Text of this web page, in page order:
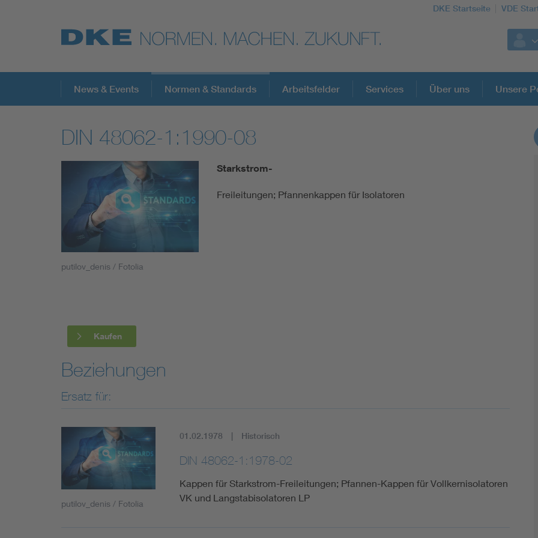
DKE Startseite VDE
Top-Themen
VDE Fokusthemen
Digital Security
Energy
Mobility
Smart Cities
DKE Fachinformationen im Kontext der
News & Events Normen & Standards Arbeitsfelder Services Über uns Unsere
DIN 48062-1:1990-08
putilov_denis / Fotolia
Starkstrom-
Freileitungen; Pfannenkappen für Isolatoren
Kaufen
Beziehungen
Ersatz für:
putilov_denis / Fotolia
01.02.1978 Historisch
DIN 48062-1:1978-02
Kappen für Starkstrom-Freileitungen; Pfannen-Kappen für Vollkernisolatoren
VK und Langstabisolatoren LP